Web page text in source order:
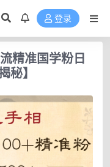
登录
精准国学粉日
秘】